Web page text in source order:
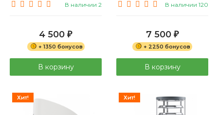
В наличии 2
4 500 ₽
+ 1350 бонусов
В корзину
В наличии 120
7 500 ₽
+ 2250 бонусов
В корзину
Хит! Хит!